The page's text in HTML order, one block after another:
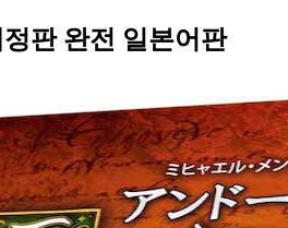
판 완전 일본어판